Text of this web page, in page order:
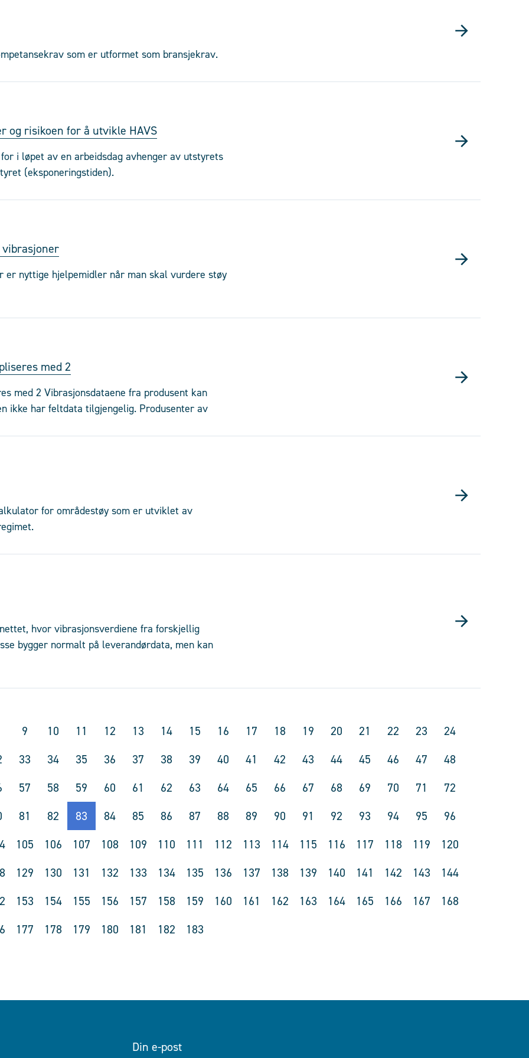
som er utformet som bransjekrav.
og risikoen for å utvikle HAVS
i løpet av en arbeidsdag avhenger av utstyrets
(eksponeringstiden).
nyttige hjelpemidler når man skal vurdere støy
med 2
med 2 Vibrasjonsdataene fra produsent kan
ikke har feltdata tilgjengelig. Produsenter av
for områdestøy som er utviklet av
hvor vibrasjonsverdiene fra forskjellig
bygger normalt på leverandørdata, men kan
9 10 11 12 13 14 15 16 17 18 19 20 21 22 23
24
33 34 35 36 37 38 39 40 41 42 43 44 45 46 47
48
57 58 59 60 61 62 63 64 65 66 67 68 69 70 71
72
81 82 83 84 85 86 87 88 89 90 91 92 93 94 95
96
105 106 107 108 109 110 111 112 113 114 115 116 117 118 119
120
129 130 131 132 133 134 135 136 137 138 139 140 141 142 143
144
153 154 155 156 157 158 159 160 161 162 163 164 165 166 167
168
177 178 179 180 181 182 183
Din e-post